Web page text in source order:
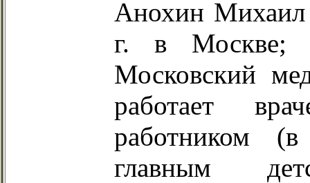
Анохин Михаил
г. в Москве;
Московский
работает
работником
главным